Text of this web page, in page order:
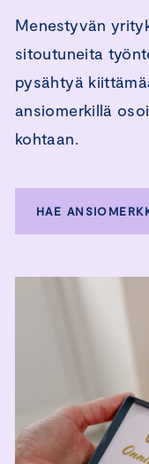
Menestyvän
sitoutuneita
pysähtyä
ansiomerkillä
kohtaan.
HAE